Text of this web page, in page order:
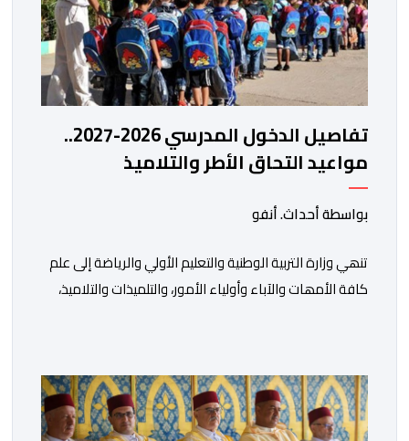
تفاصيل الدخول المدرسي 2026-2027..
مواعيد التحاق الأطر والتلاميذ
بالمؤسسات التعليمية
بواسطة أحداث. أنفو
تنھي وزارة التربیة الوطنیة والتعلیم الأولي والریاضة إلى علم
كافة الأمھات والآباء وأولیاء الأمور، والتلمیذات والتلامیذ،
المحدد سلفا طبقا لمقتضیات المقرر الوزاري رقم 047.26
الصادر بتاریخ 3 یولیوز 2026 بشأن تنظیم السنة الدراسیة.
وأوضحت الوزارة، في بلاغ، أن أطر […]